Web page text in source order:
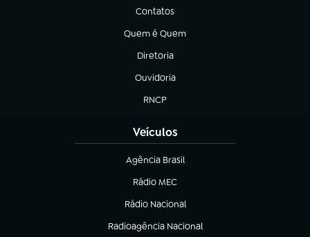
Contatos
(abre em nova aba)
Quem é Quem
(abre em nova aba)
Diretoria
(abre em nova aba)
Ouvidoria
(abre em nova aba)
RNCP
(abre em nova aba)
Veículos
Agência Brasil
(abre em nova aba)
Rádio MEC
(abre em nova aba)
Rádio Nacional
Radioagência Nacional
(abre em nova aba)